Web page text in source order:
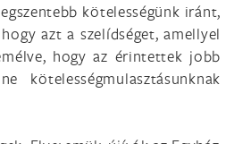
kötelességünk iránt,
azt a szelídséget, amellyel
hogy az érintettek jobb
kötelességmulasztásunknak